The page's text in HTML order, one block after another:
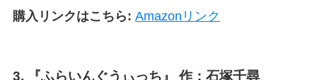
購入リンクはこちら: Amazonリンク
3. 『ふらいんぐうぃっち』 作：石塚千尋